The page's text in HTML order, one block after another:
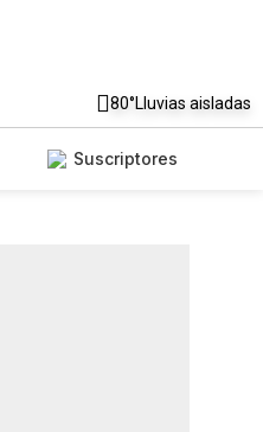
80°Lluvias aisladas
Suscriptores